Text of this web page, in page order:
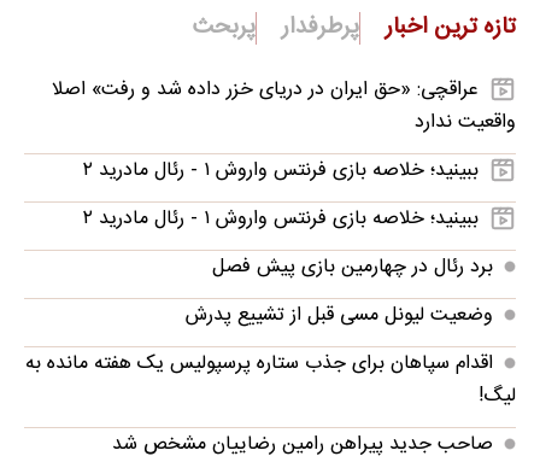
تازه ترین اخبار پرطرفدار پربحث
عراقچی: «حق ایران در دریای خزر داده شد و رفت» اصلا
واقعیت ندارد
ببینید؛ خلاصه بازی فرنتس واروش ۱ - رئال مادرید ۲
ببینید؛ خلاصه بازی فرنتس واروش ۱ - رئال مادرید ۲
برد رئال در چهارمین بازی پیش فصل
وضعیت لیونل مسی قبل از تشییع پدرش
اقدام سپاهان برای جذب ستاره پرسپولیس یک هفته مانده به
لیگ!
صاحب جدید پیراهن رامین رضاییان مشخص شد